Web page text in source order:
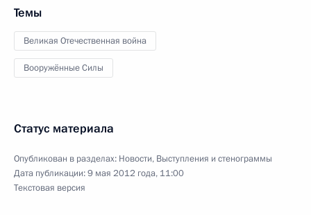
Темы
Великая Отечественная война
Вооружённые Силы
Статус материала
Опубликован в разделах: Новости, Выступления и стенограммы
Дата публикации:9 мая 2012 года, 11:00
Текстовая версия